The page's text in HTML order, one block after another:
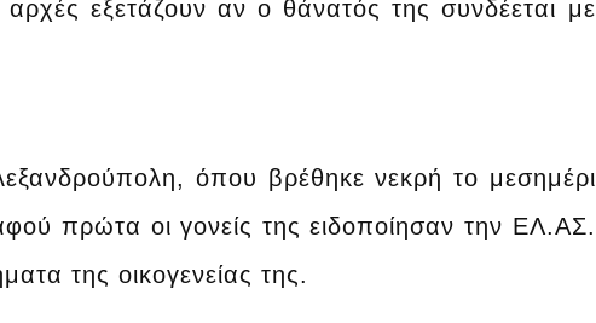
εξετάζουν αν ο θάνατός της συνδέεται με
όπου βρέθηκε νεκρή το μεσημέρι
πρώτα οι γονείς της ειδοποίησαν την ΕΛ.ΑΣ.
της οικογενείας της.